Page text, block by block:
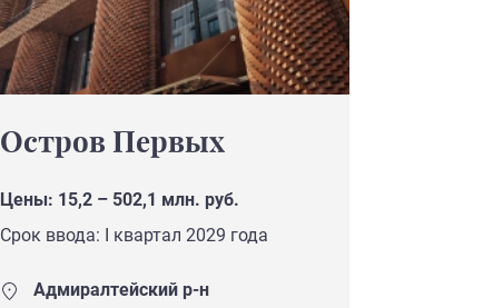
Остров Первых
Цены: 15,2 – 502,1 млн. руб.
Срок ввода: I квартал 2029 года
Адмиралтейский р-н